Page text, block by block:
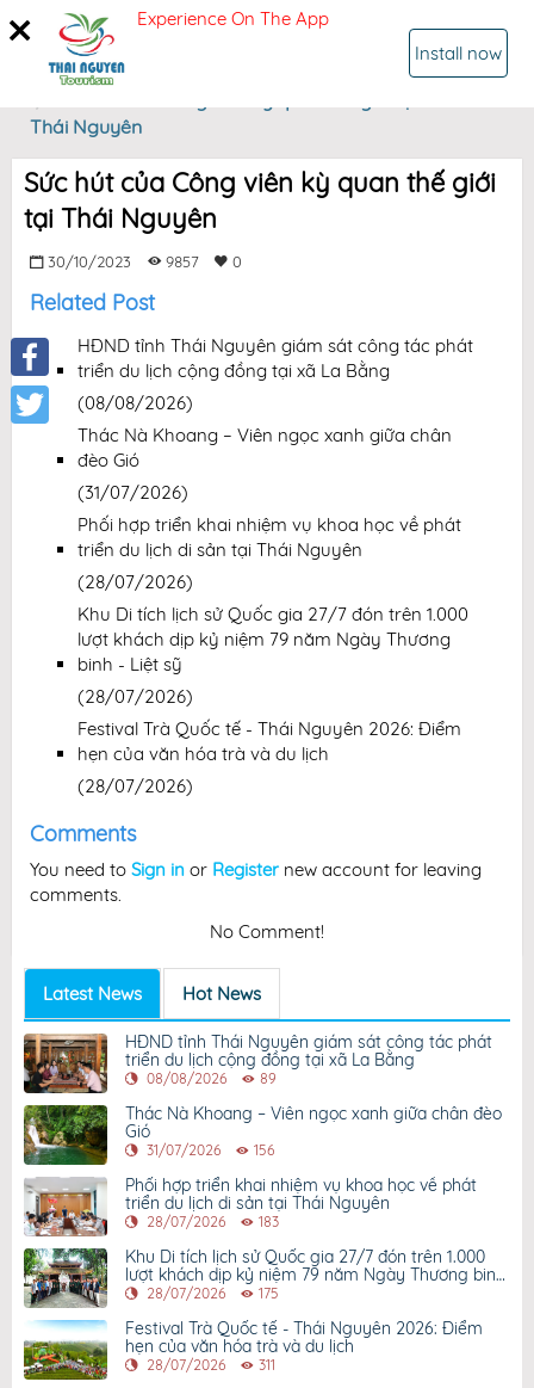
SIGN IN
Facebook
Home
Thái Nguyên
Sức hút của Công viên kỳ quan thế giới
tại Thái Nguyên
30/10/2023 9857 0
Related Post
HĐND tỉnh Thái Nguyên giám sát công tác phát
triển du lịch cộng đồng tại xã La Bằng
(08/08/2026)
Thác Nà Khoang – Viên ngọc xanh giữa chân
đèo Gió
(31/07/2026)
Phối hợp triển khai nhiệm vụ khoa học về phát
triển du lịch di sản tại Thái Nguyên
(28/07/2026)
Khu Di tích lịch sử Quốc gia 27/7 đón trên 1.000
lượt khách dịp kỷ niệm 79 năm Ngày Thương
binh - Liệt sỹ
(28/07/2026)
Festival Trà Quốc tế - Thái Nguyên 2026: Điểm
hẹn của văn hóa trà và du lịch
(28/07/2026)
Comments
You need to Sign in or Register new account for leaving
comments.
No Comment!
Latest News Hot News
HĐND tỉnh Thái Nguyên giám sát công tác phát
triển du lịch cộng đồng tại xã La Bằng
08/08/2026 89
Thác Nà Khoang – Viên ngọc xanh giữa chân đèo
Gió
31/07/2026 156
Phối hợp triển khai nhiệm vụ khoa học về phát
triển du lịch di sản tại Thái Nguyên
28/07/2026 183
Khu Di tích lịch sử Quốc gia 27/7 đón trên 1.000
lượt khách dịp kỷ niệm 79 năm Ngày Thương binh
- Liệt sỹ
28/07/2026 175
Festival Trà Quốc tế - Thái Nguyên 2026: Điểm
hẹn của văn hóa trà và du lịch
28/07/2026 311
Experience On The App
Install now